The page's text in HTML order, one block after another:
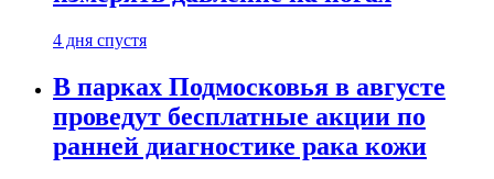
4 дня спустя
В парках Подмосковья в августе
проведут бесплатные акции по
ранней диагностике рака кожи